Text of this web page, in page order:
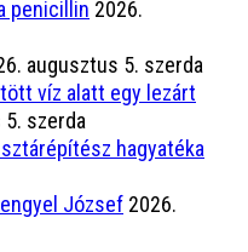
penicillin 2026.
augusztus 5. szerda
víz alatt egy lezárt
szerda
hagyatéka
József 2026.